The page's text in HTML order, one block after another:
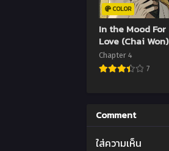
COLOR
In the Mood For
Love (Chai Won)
Chapter 4
7
Comment
ใส่ความเห็น